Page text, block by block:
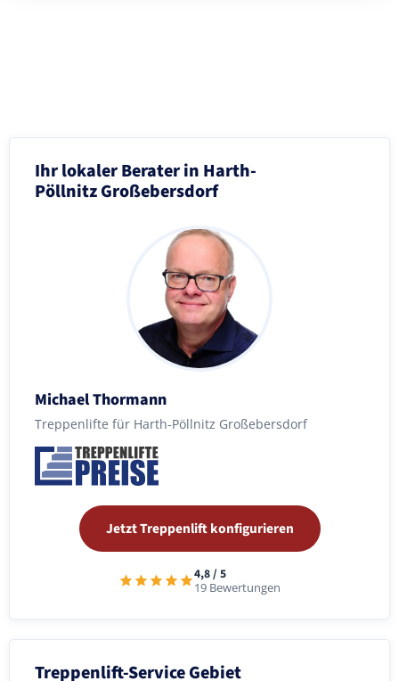
Ihr lokaler Berater in Harth-
Pöllnitz Großebersdorf
Michael Thormann
Treppenlifte für Harth-Pöllnitz Großebersdorf
Jetzt Treppenlift konfigurieren
4,8 / 5
19 Bewertungen
Treppenlift-Service Gebiet